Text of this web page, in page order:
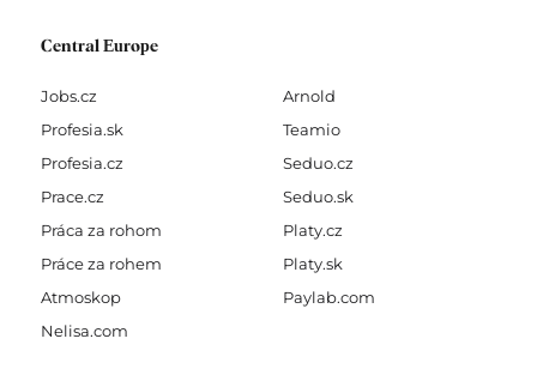
Central Europe
Jobs.cz
Profesia.sk
Profesia.cz
Prace.cz
Práca za rohom
Práce za rohem
Atmoskop
Nelisa.com
Arnold
Teamio
Seduo.cz
Seduo.sk
Platy.cz
Platy.sk
Paylab.com